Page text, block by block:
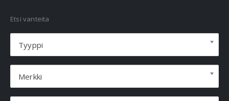
Etsi vanteita
Tyyppi
Merkki